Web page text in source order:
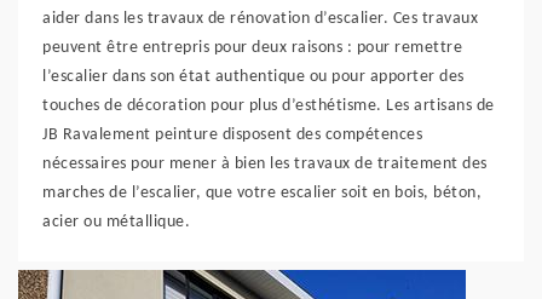
aider dans les travaux de rénovation d’escalier. Ces travaux
peuvent être entrepris pour deux raisons : pour remettre
l’escalier dans son état authentique ou pour apporter des
touches de décoration pour plus d’esthétisme. Les artisans de
JB Ravalement peinture disposent des compétences
nécessaires pour mener à bien les travaux de traitement des
marches de l’escalier, que votre escalier soit en bois, béton,
acier ou métallique.